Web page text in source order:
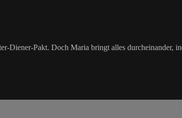
Diener-Pakt. Doch Maria bringt alles durcheinander,